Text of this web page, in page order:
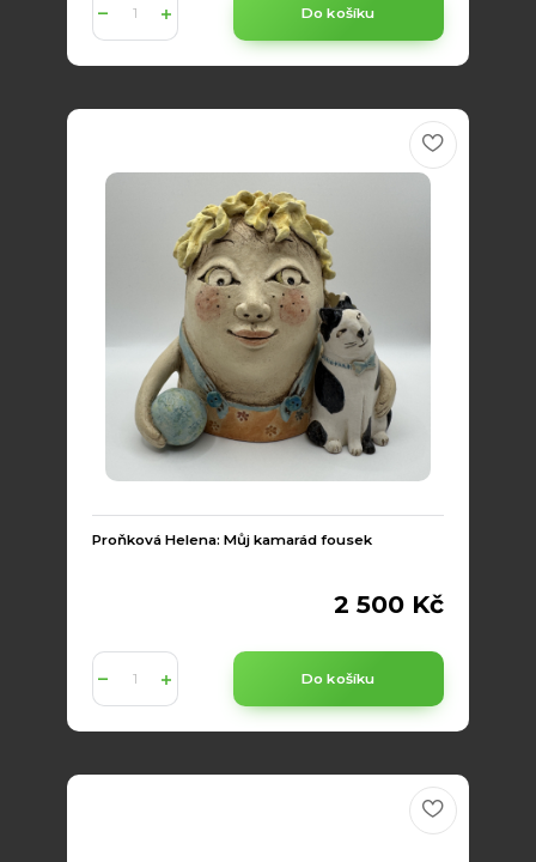
Do košíku
Proňková Helena: Můj kamarád fousek
2 500 Kč
Do košíku